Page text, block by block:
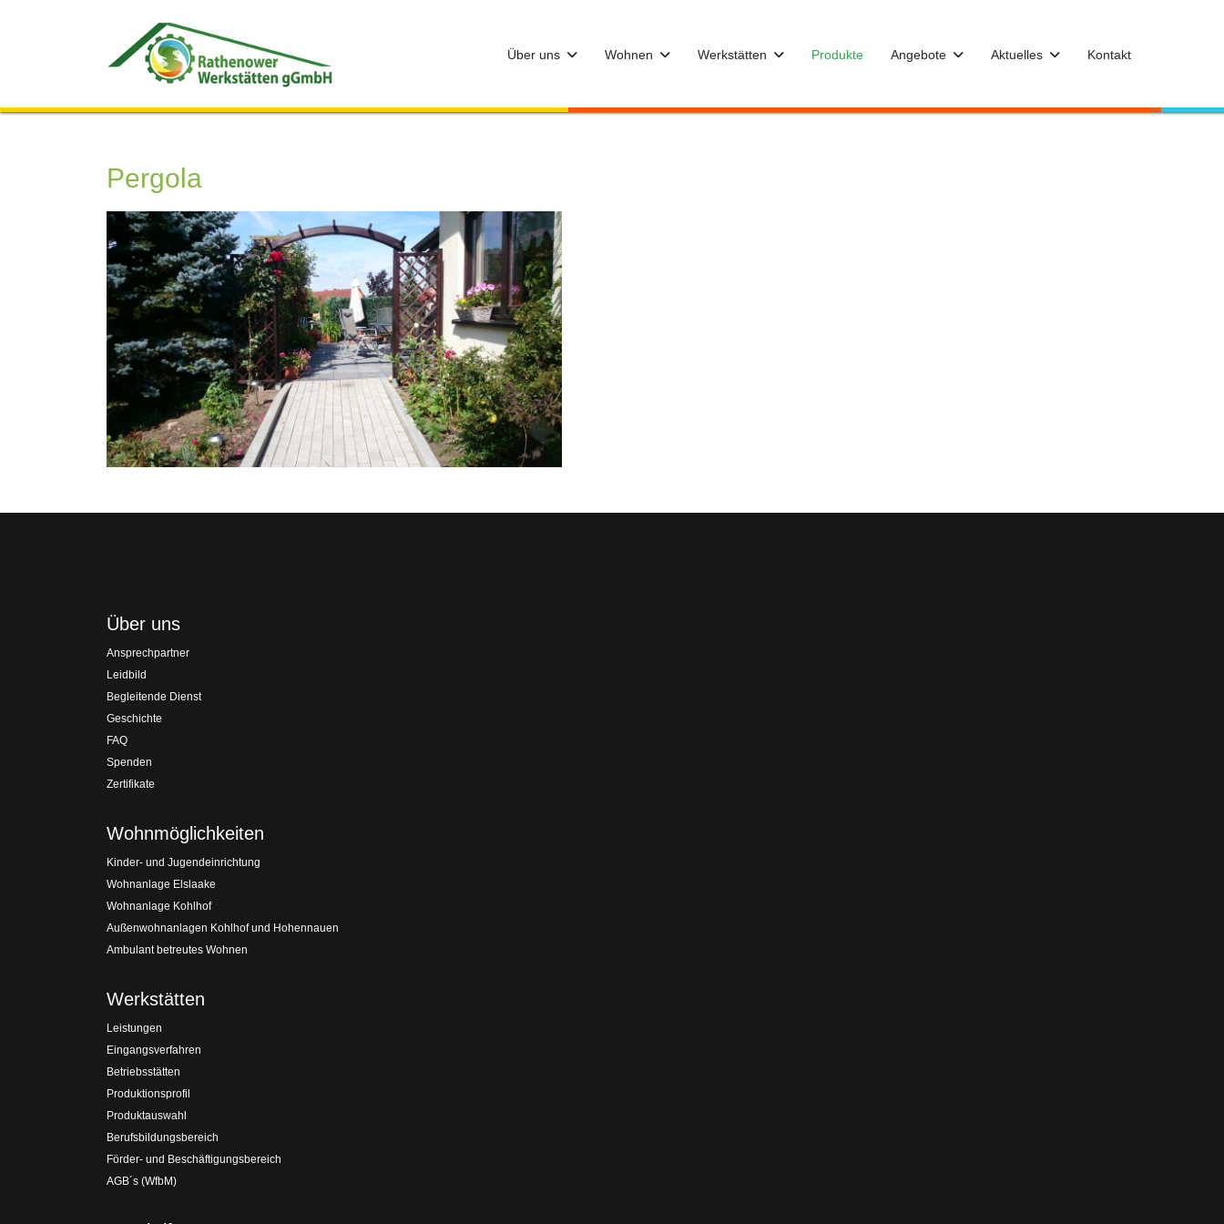
Über uns Wohnen Werkstätten Produkte Angebote Aktuelles Kontakt
Pergola
Über uns
Ansprechpartner
Leidbild
Begleitende Dienst
Geschichte
FAQ
Spenden
Zertifikate
Wohnmöglichkeiten
Kinder- und Jugendeinrichtung
Wohnanlage Elslaake
Wohnanlage Kohlhof
Außenwohnanlagen Kohlhof und Hohennauen
Ambulant betreutes Wohnen
Werkstätten
Leistungen
Eingangsverfahren
Betriebsstätten
Produktionsprofil
Produktauswahl
Berufsbildungsbereich
Förder- und Beschäftigungsbereich
AGB´s (WfbM)